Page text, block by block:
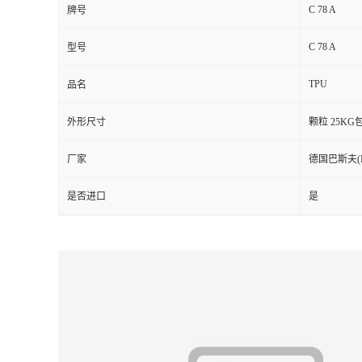
牌号 C 78 A
型号 C 78 A
品名 TPU
外形尺寸 颗粒 25KG
厂家 德国巴斯夫
是否进口 是